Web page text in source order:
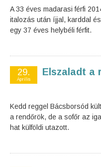
A 33 éves madarasi férfi
italozás után íjjal, karddal
egy 37 éves helybéli férfit.
29.
Április
Elszaladt a
Kedd reggel Bácsborsód
a rendőrök, de a sofőr az
hat külföldi utazott.